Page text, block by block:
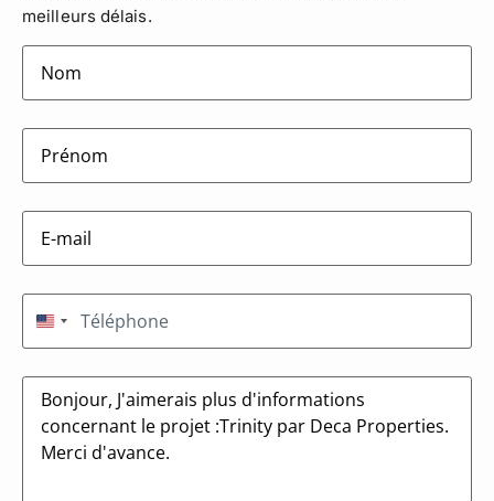
meilleurs délais.
lastname(Nécessaire)
firstname(Nécessaire)
E-
mail(Nécessaire)
Téléphone(Nécessaire)
États-Unis +1
Message